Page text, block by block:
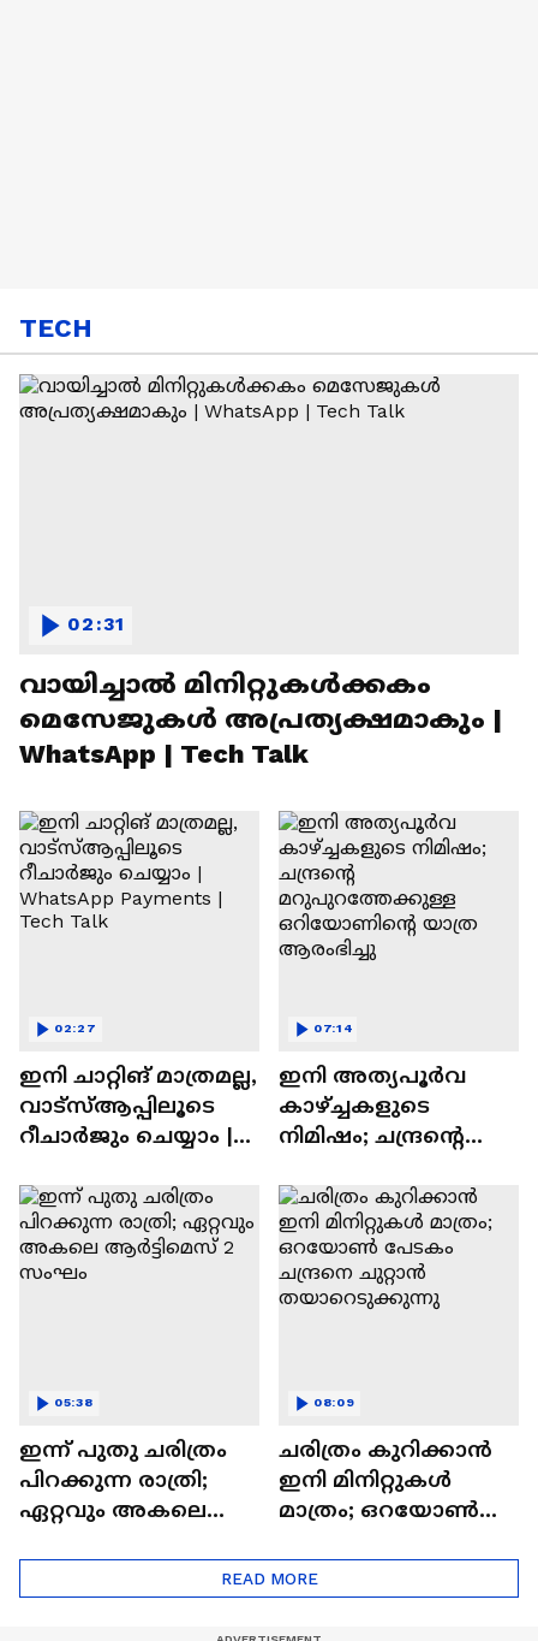
TECH
വായിച്ചാൽ മിനിറ്റുകൾക്കകം
മെസേജുകള്‍ അപ്രത്യക്ഷമാകും |
WhatsApp | Tech Talk
02:31
ഇനി ചാറ്റിങ് മാത്രമല്ല,
വാട്‌സ്‌ആപ്പിലൂടെ
റീചാർജും ചെയ്യാം |
Tech Talk
02:27
ഇനി അത്യപൂര്‍വ
കാഴ്ച്ചകളുടെ
നിമിഷം; ചന്ദ്രന്റെ
ഒറിയോണിന്റെ യാത്ര
ആരംഭിച്ചു
07:14
ഇന്ന് പുതു ചരിത്രം
പിറക്കുന്ന രാത്രി;
ഏറ്റവും അകലെ
05:38
ചരിത്രം കുറിക്കാൻ
ഇനി മിനിറ്റുകൾ
മാത്രം; ഒറയോണ്‍
ചുറ്റാൻ
തയാറെടുക്കുന്നു
08:09
READ MORE